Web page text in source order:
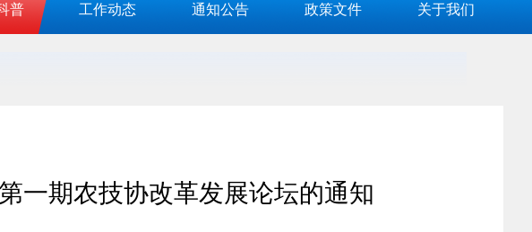
普 工作动态 通知公告 政策文件 关于我们
一期农技协改革发展论坛的通知